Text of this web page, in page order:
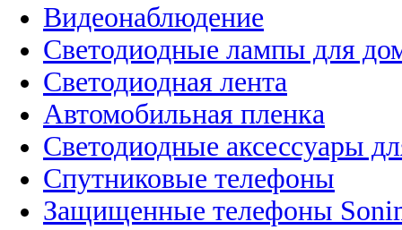
Видеонаблюдение
Светодиодные лампы для
Светодиодная лента
Автомобильная пленка
Светодиодные аксессуары
Спутниковые телефоны
Защищенные телефоны